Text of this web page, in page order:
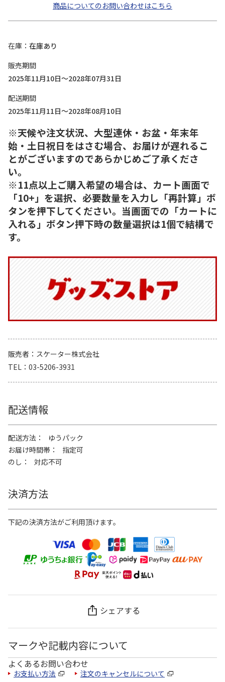
商品についてのお問い合わせはこちら
在庫
在庫あり
販売期間
2025年11月10日～2028年07月31日
配送期間
2025年11月11日～2028年08月10日
※天候や注文状況、大型連休・お盆・年末年
始・土日祝日をはさむ場合、お届けが遅れるこ
とがございますのであらかじめご了承くださ
い。
※11点以上ご購入希望の場合は、カート画面で
「10+」を選択、必要数量を入力し「再計算」ボ
タンを押下してください。当画面での「カートに
入れる」ボタン押下時の数量選択は1個で結構で
す。
販売者
スケーター株式会社
TEL
03-5206-3931
配送情報
配送方法
ゆうパック
お届け時間帯
指定可
のし
対応不可
決済方法
下記の決済方法がご利用頂けます。
シェアする
マークや記載内容について
よくあるお問い合わせ
お支払い方法 注文のキャンセルについて